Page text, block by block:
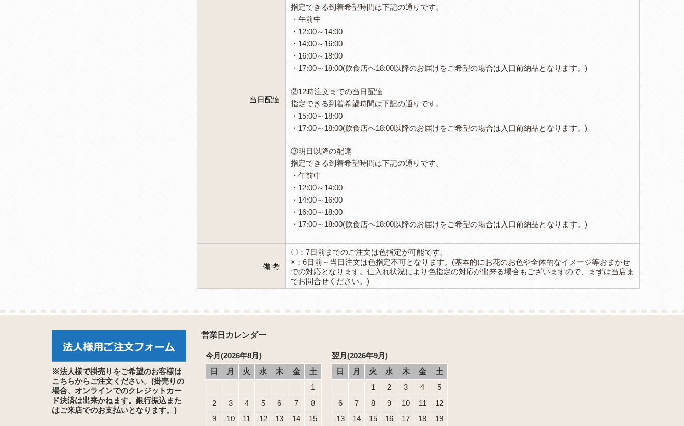
当日配達
指定できる到着希望時間は下記の通りです。
・午前中
・12:00～14:00
・14:00～16:00
・16:00～18:00
・17:00～18:00(飲食店へ18:00以降のお届けをご希望の場合は入口前納品となります。)
②12時注文までの当日配達
指定できる到着希望時間は下記の通りです。
・15:00～18:00
・17:00～18:00(飲食店へ18:00以降のお届けをご希望の場合は入口前納品となります。)
③明日以降の配達
指定できる到着希望時間は下記の通りです。
・午前中
・12:00～14:00
・14:00～16:00
・16:00～18:00
・17:00～18:00(飲食店へ18:00以降のお届けをご希望の場合は入口前納品となります。)
備 考
〇：7日前までのご注文は色指定が可能です。
×：6日前～当日注文は色指定不可となります。(基本的にお花のお色や全体的なイメージ等おまかせ
での対応となります。仕入れ状況により色指定の対応が出来る場合もございますので、まずは当店ま
でお問合せください。)
※法人様で掛売りをご希望のお客様は
こちらからご注文ください。(掛売りの
場合、オンラインでのクレジットカー
ド決済は出来かねます。銀行振込また
はご来店でのお支払いとなります。)
営業日カレンダー
今月(2026年8月)
日
月 火 水 木 金
土
1
2
3 4 5 6 7
8
9
10 11 12 13 14 15
翌月(2026年9月)
日
月 火 水 木 金
土
1
2 3 4
5
6
7 8 9 10 11
12
13
14 15 16 17 18 19